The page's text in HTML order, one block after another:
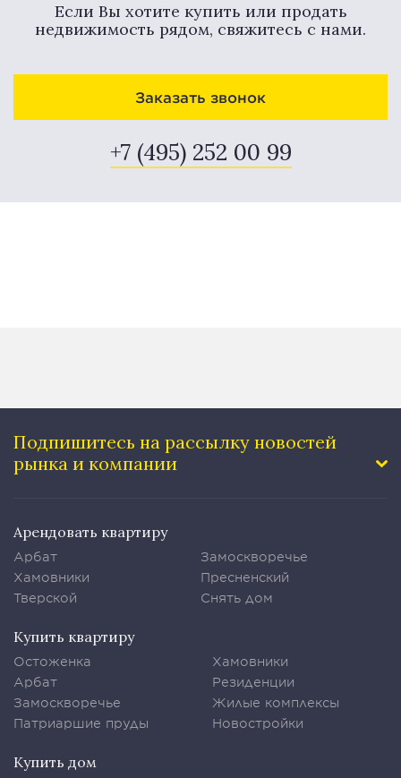
Если Вы хотите купить или продать
недвижимость рядом, свяжитесь с нами.
Заказать звонок
+7 (495) 252 00 99
Подпишитесь на рассылку новостей
рынка и компании
Арендовать квартиру
Арбат
Хамовники
Тверской
Замоскворечье
Пресненский
Снять дом
Купить квартиру
Остоженка
Арбат
Замоскворечье
Патриаршие пруды
Хамовники
Резиденции
Жилые комплексы
Новостройки
Купить дом